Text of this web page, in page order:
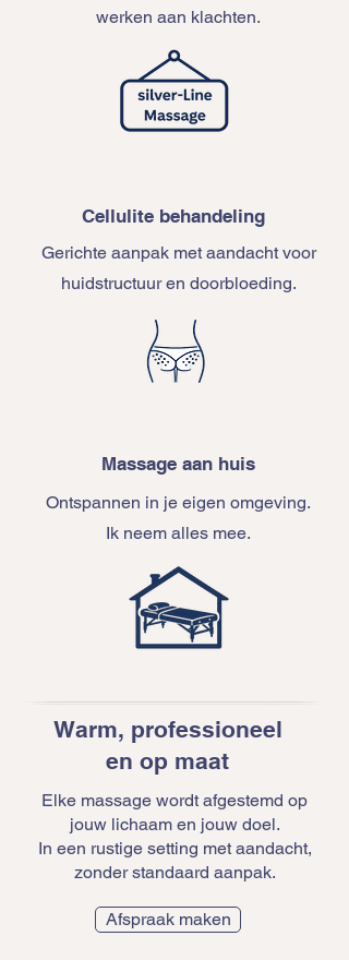
werken aan klachten.
Cellulite behandeling
Gerichte aanpak met aandacht voor
huidstructuur en doorbloeding.
Massage aan huis
Ontspannen in je eigen omgeving.
Ik neem alles mee.
Warm, professioneel
en op maat
Elke massage wordt afgestemd op
jouw lichaam en jouw doel.
In een rustige setting met aandacht,
zonder standaard aanpak.
Afspraak maken